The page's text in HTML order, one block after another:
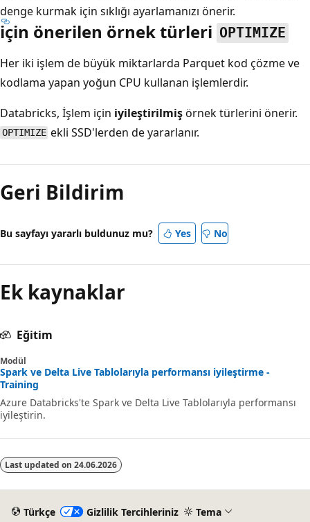
denge kurmak için sıklığı ayarlamanızı önerir.
için önerilen örnek türleri OPTIMIZE
Her iki işlem de büyük miktarlarda Parquet kod çözme ve
kodlama yapan yoğun CPU kullanan işlemlerdir.
Databricks, İşlem için iyileştirilmişörnek türlerini önerir.
OPTIMIZE ekli SSD'lerden de yararlanır.
Geri Bildirim
Bu sayfayı yararlı buldunuz mu? Yes No
Ek kaynaklar
Eğitim
Modül
Spark ve Delta Live Tablolarıyla performansı iyileştirme -
Training
Azure Databricks'te Spark ve Delta Live Tablolarıyla performansı
iyileştirin.
Last updated on 24.06.2026
Türkçe Gizlilik Tercihleriniz Tema